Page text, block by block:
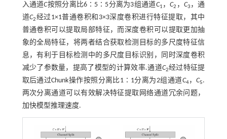
入通道C按照分离比6∶5∶5分离为3组通道C1 ，C2 ， C3 ，通
道C2经过1×1普通卷积和3×3深度卷积进行特征提取，其中
普通卷积可以提取局部特征，而深度卷积可以提取更加抽
象的全局特征，将两者结合获取检测目标的多尺度特征信
息，有利于目标检测中的多尺度目标识别，同时深度卷积
减少了参数量，提高了模型的计算效率.通道C2经过特征提
取后通过Chunk操作按照分离比1∶1分离为2组通道C4，C5.
两次分离通道可以有效解决特征提取网络通道冗余问题，
加快模型推理速度.